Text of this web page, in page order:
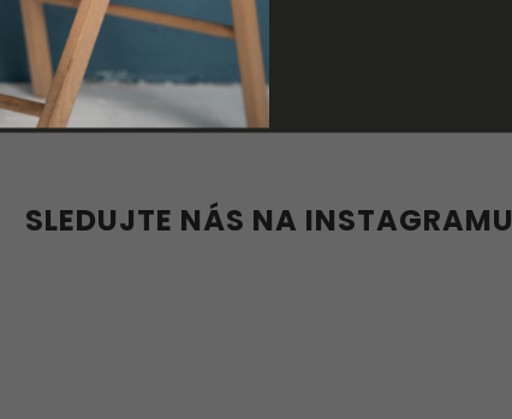
Black
Kč
36
SLEDUJTE NÁS NA INSTAGRAMU